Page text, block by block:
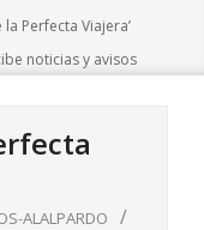
la Perfecta Viajera’
noticias y avisos
ALALPARDO